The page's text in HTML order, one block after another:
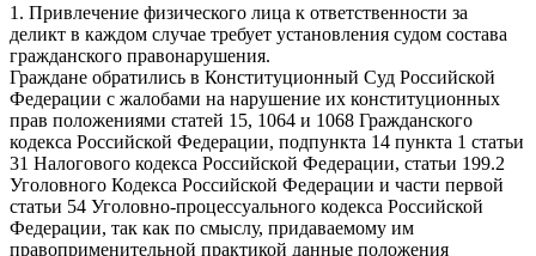
1. Привлечение физического лица к ответственности за
деликт в каждом случае требует установления судом состава
гражданского правонарушения.
Граждане обратились в Конституционный Суд Российской
Федерации с жалобами на нарушение их конституционных
прав положениями статей 15, 1064 и 1068 Гражданского
кодекса Российской Федерации, подпункта 14 пункта 1 статьи
31 Налогового кодекса Российской Федерации, статьи 199.2
Уголовного Кодекса Российской Федерации и части первой
статьи 54 Уголовно-процессуального кодекса Российской
Федерации, так как по смыслу, придаваемому им
правоприменительной практикой данные положения